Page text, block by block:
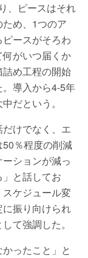
、ピースはそれ
め、1つのア
ースがそろわ
がいつ届くか
め工程の開始
導入から4-5年
だという。
けでなく、エ
％程度の削減
ションが減っ
と話してお
ケジュール変
振り向けられ
て強調した。
ったこと」と